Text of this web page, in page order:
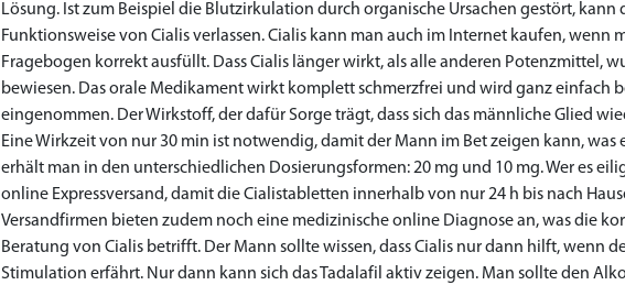
Lösung. Ist zum Beispiel die Blutzirkulation durch organische Ursachen gestört, kann
Funktionsweise von Cialis verlassen. Cialis kann man auch im Internet kaufen, wenn
Fragebogen korrekt ausfüllt. Dass Cialis länger wirkt, als alle anderen Potenzmittel,
bewiesen. Das orale Medikament wirkt komplett schmerzfrei und wird ganz einfach
eingenommen. Der Wirkstoff, der dafür Sorge trägt, dass sich das männliche Glied
Eine Wirkzeit von nur 30 min ist notwendig, damit der Mann im Bet zeigen kann, was
erhält man in den unterschiedlichen Dosierungsformen: 20 mg und 10 mg. Wer es
online Expressversand, damit die Cialistabletten innerhalb von nur 24 h bis nach
Versandfirmen bieten zudem noch eine medizinische online Diagnose an, was die
Beratung von Cialis betrifft. Der Mann sollte wissen, dass Cialis nur dann hilft, wenn
Stimulation erfährt. Nur dann kann sich das Tadalafil aktiv zeigen. Man sollte den